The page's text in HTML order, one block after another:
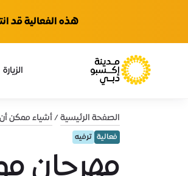
هذه الفعالية قد
الزيارة
الصفحة الرئيسية أشياء ممكن أن
فعالية ترفيه
مهرجان